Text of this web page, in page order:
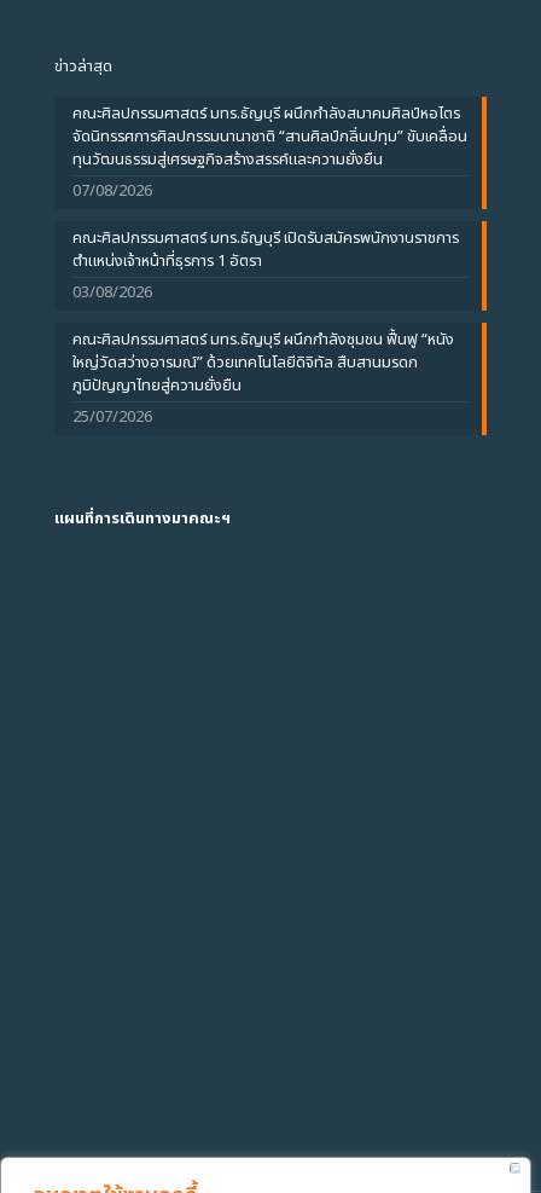
ข่าวล่าสุด
คณะศิลปกรรมศาสตร์ มทร.ธัญบุรี ผนึกกำลังสมาคมศิลป์หอไตร
จัดนิทรรศการศิลปกรรมนานาชาติ “สานศิลป์กลิ่นปทุม” ขับเคลื่อน
ทุนวัฒนธรรมสู่เศรษฐกิจสร้างสรรค์และความยั่งยืน
07/08/2026
คณะศิลปกรรมศาสตร์ มทร.ธัญบุรี เปิดรับสมัครพนักงานราชการ
ตำแหน่งเจ้าหน้าที่ธุรการ 1 อัตรา
03/08/2026
คณะศิลปกรรมศาสตร์ มทร.ธัญบุรี ผนึกกำลังชุมชน ฟื้นฟู “หนัง
ใหญ่วัดสว่างอารมณ์” ด้วยเทคโนโลยีดิจิทัล สืบสานมรดก
ภูมิปัญญาไทยสู่ความยั่งยืน
25/07/2026
แผนที่การเดินทางมาคณะฯ